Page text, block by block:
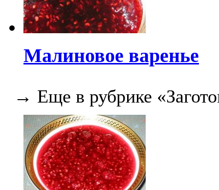
Малиновое варенье
→ Еще в рубрике